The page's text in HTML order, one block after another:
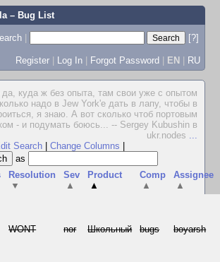
– Bug List
|
[?]
Register | Log In | Forgot Password | EN | RU
куда ж без опыта, там свои уже с опытом
надо в Jew York'е дать в лапу, чтобы в
я знаю. А вот сколько чтоб портовым
- и подумать боюсь... -- Sergey Kubushin в
ukr.nodes ...
Search Change Columns
as
Resolution
▼
Sev
▲
Product
▲
Comp
▲
Assignee
▲
WONT nor Школьный bugs boyarsh